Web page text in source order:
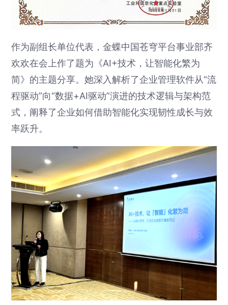
作为副组长单位代表，金蝶中国苍穹平台事业部齐
欢欢在会上作了题为《AI+技术，让智能化繁为
简》的主题分享。她深入解析了企业管理软件从“流
程驱动”向“数据+AI驱动”演进的技术逻辑与架构范
式，阐释了企业如何借助智能化实现韧性成长与效
率跃升。